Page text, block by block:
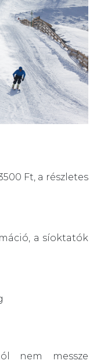
Ft, a részletes
a síoktatók
nem messze